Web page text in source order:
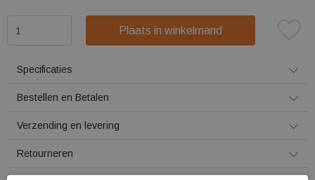
Plaats in winkelmand
Specificaties
Bestellen en Betalen
Verzending en levering
Retourneren